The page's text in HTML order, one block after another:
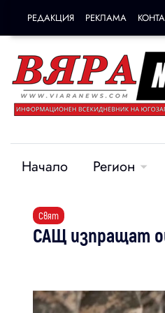
РЕДАКЦИЯ РЕКЛАМА
Начало Регион
Свят
САЩ изпращат